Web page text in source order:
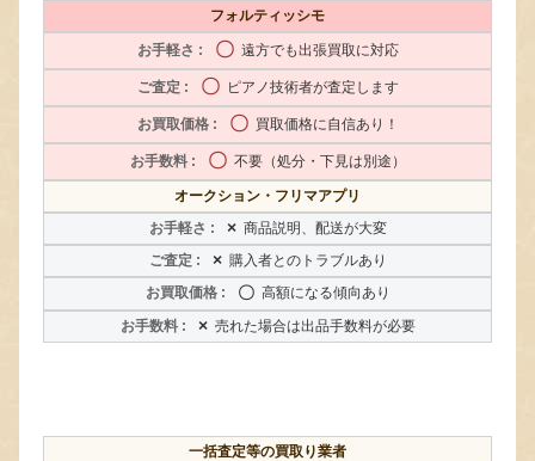
フォルティッシモ
〇 遠方でも出張買取に対応
〇 ピアノ技術者が査定します
〇 買取価格に自信あり！
〇 不要（処分・下見は別途）
オークション・フリマアプリ
× 商品説明、配送が大変
× 購入者とのトラブルあり
〇 高額になる傾向あり
× 売れた場合は出品手数料が必要
一括査定等の買取り業者